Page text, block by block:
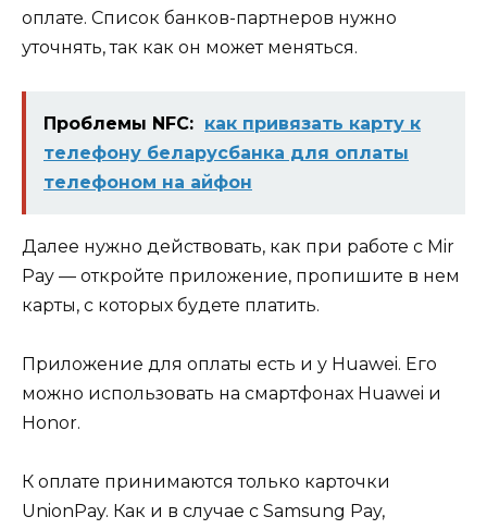
оплате. Список банков-партнеров нужно
уточнять, так как он может меняться.
Проблемы NFC: как привязать карту к
телефону беларусбанка для оплаты
телефоном на айфон
Далее нужно действовать, как при работе с Mir
Pay — откройте приложение, пропишите в нем
карты, с которых будете платить.
Приложение для оплаты есть и у Huawei. Его
можно использовать на смартфонах Huawei и
Honor.
К оплате принимаются только карточки
UnionPay. Как и в случае с Samsung Pay,